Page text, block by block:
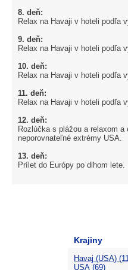
8. deň:
Relax na Havaji v hoteli podľa
9. deň:
Relax na Havaji v hoteli podľa
10. deň:
Relax na Havaji v hoteli podľa
11. deň:
Relax na Havaji v hoteli podľa
12. deň:
Rozlúčka s plážou a relaxom
neporovnateľné extrémy USA.
13. deň:
Prílet do Európy po dlhom lete.
Krajiny
Havaj (USA)
USA (69)